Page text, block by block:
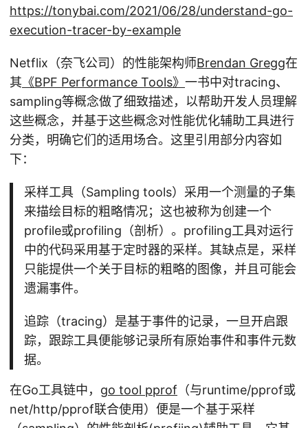
https://tonybai.com/2021/06/28/understand-go-
execution-tracer-by-example
Netflix（奈飞公司）的性能架构师Brendan Gregg在
其 《BPF Performance Tools》 一书中对tracing、
sampling等概念做了细致描述，以帮助开发人员理解
这些概念，并基于这些概念对性能优化辅助工具进行
分类，明确它们的适用场合。这里引用部分内容如
下：
采样工具（Sampling tools）采用一个测量的子集
来描绘目标的粗略情况；这也被称为创建一个
profile或profiling（剖析）。profiling工具对运行
中的代码采用基于定时器的采样。其缺点是，采样
只能提供一个关于目标的粗略的图像，并且可能会
遗漏事件。
追踪（tracing）是基于事件的记录，一旦开启跟
踪，跟踪工具便能够记录所有原始事件和事件元数
据。
在Go工具链中， go tool pprof （与runtime/pprof或
net/http/pprof联合使用）便是一个基于采样